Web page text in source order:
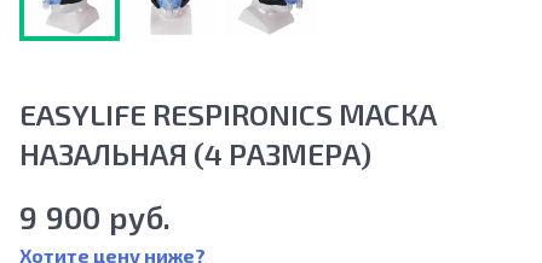
EASYLIFE RESPIRONICS МАСКА
НАЗАЛЬНАЯ (4 РАЗМЕРА)
9 900 руб.
Хотите цену ниже?